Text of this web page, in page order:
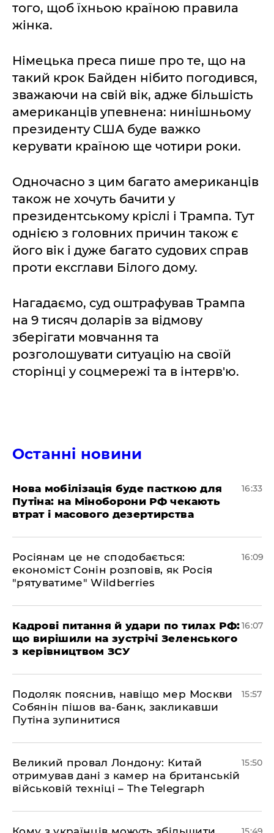
того, щоб їхньою країною правила
жінка.
Німецька преса пише про те, що на
такий крок Байден нібито погодився,
зважаючи на свій вік, адже більшість
американців упевнена: нинішньому
президенту США буде важко
керувати країною ще чотири роки.
Одночасно з цим багато американців
також не хочуть бачити у
президентському кріслі і Трампа. Тут
однією з головних причин також є
його вік і дуже багато судових справ
проти ексглави Білого дому.
Нагадаємо, суд оштрафував Трампа
на 9 тисяч доларів за відмову
зберігати мовчання та
розголошувати ситуацію на своїй
сторінці у соцмережі та в інтерв'ю.
Останні новини
Нова мобілізація буде пасткою для
Путіна: на Міноборони РФ чекають
втрат і масового дезертирства
16:33
Росіянам це не сподобається:
економіст Сонін розповів, як Росія
"рятуватиме" Wildberries
16:09
Кадрові питання й удари по тилах РФ:
що вирішили на зустрічі Зеленського
з керівництвом ЗСУ
16:07
Подоляк пояснив, навіщо мер Москви
Собянін пішов ва-банк, закликавши
Путіна зупинитися
15:57
Великий провал Лондону: Китай
отримував дані з камер на британській
військовій техніці – The Telegraph
15:50